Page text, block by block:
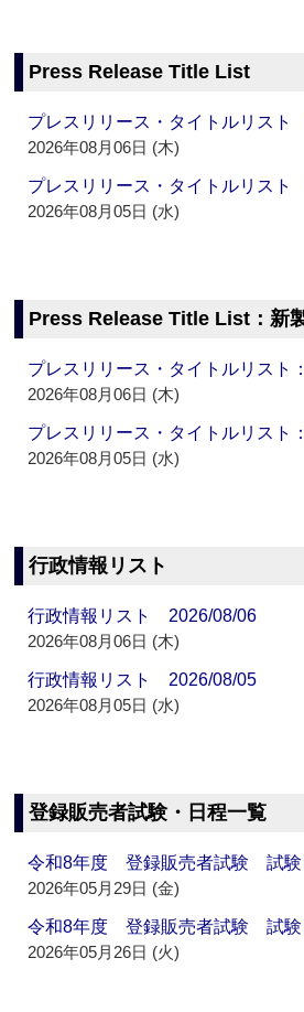
Press Release Title List
プレスリリース・タイトルリス
2026年08月06日 (木)
プレスリリース・タイトルリス
2026年08月05日 (水)
Press Release Title List：新
プレスリリース・タイトルリス
2026年08月06日 (木)
プレスリリース・タイトルリス
2026年08月05日 (水)
行政情報リスト
行政情報リスト 2026/08/06
2026年08月06日 (木)
行政情報リスト 2026/08/05
2026年08月05日 (水)
登録販売者試験・日程一覧
令和8年度 登録販売者試験 試験
2026年05月29日 (金)
令和8年度 登録販売者試験 試験
2026年05月26日 (火)